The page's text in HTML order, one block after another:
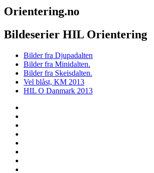
Orientering.no
Bildeserier HIL Orientering
Bilder fra Djupadalten
Bilder fra Minidalten.
Bilder fra Skeisdalten.
Vel blåst, KM 2013
HIL O Danmark 2013